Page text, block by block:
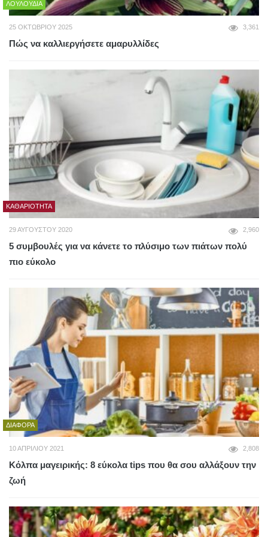
ΛΟΥΛΟΎΔΙΑ
25 ΟΚΤΩΒΡΊΟΥ 2025 3,361
Πώς να καλλιεργήσετε αμαρυλλίδες
ΚΑΘΑΡΙΌΤΗΤΑ
29 ΑΥΓΟΎΣΤΟΥ 2020 2,960
5 συμβουλές για να κάνετε το πλύσιμο των πιάτων πολύ
πιο εύκολο
ΔΙΆΦΟΡΑ
10 ΑΠΡΙΛΊΟΥ 2021 2,808
Κόλπα μαγειρικής: 8 εύκολα tips που θα σου αλλάξουν την
ζωή